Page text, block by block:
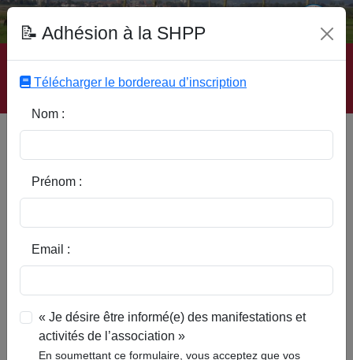
Accueil | Site SHPP | Auteurs | Editeurs | Rubriques |
Sous-Rubriques | Mots-Clefs | Contact
📝 Adhésion à la SHPP
Télécharger le bordereau d’inscription
Nom :
Prénom :
Email :
« Je désire être informé(e) des manifestations et
activités de l’association »
En soumettant ce formulaire, vous acceptez que vos